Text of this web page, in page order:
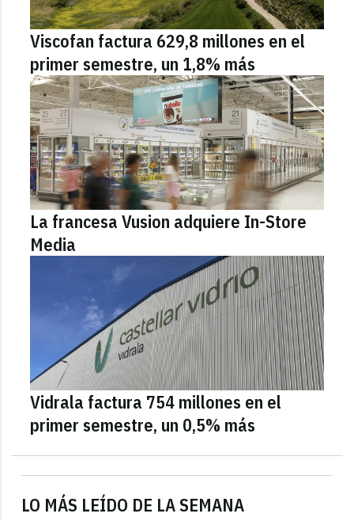
LO MÁS LEÍDO DE LA SEMANA
Viscofan factura 629,8 millones en el
primer semestre, un 1,8% más
La francesa Vusion adquiere In-Store
Media
Vidrala factura 754 millones en el
primer semestre, un 0,5% más